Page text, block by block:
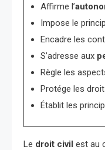
Affirme l’
Impose le
Encadre les
S’adresse aux
Règle les
Protége les
Établit les
Le droit civil est au